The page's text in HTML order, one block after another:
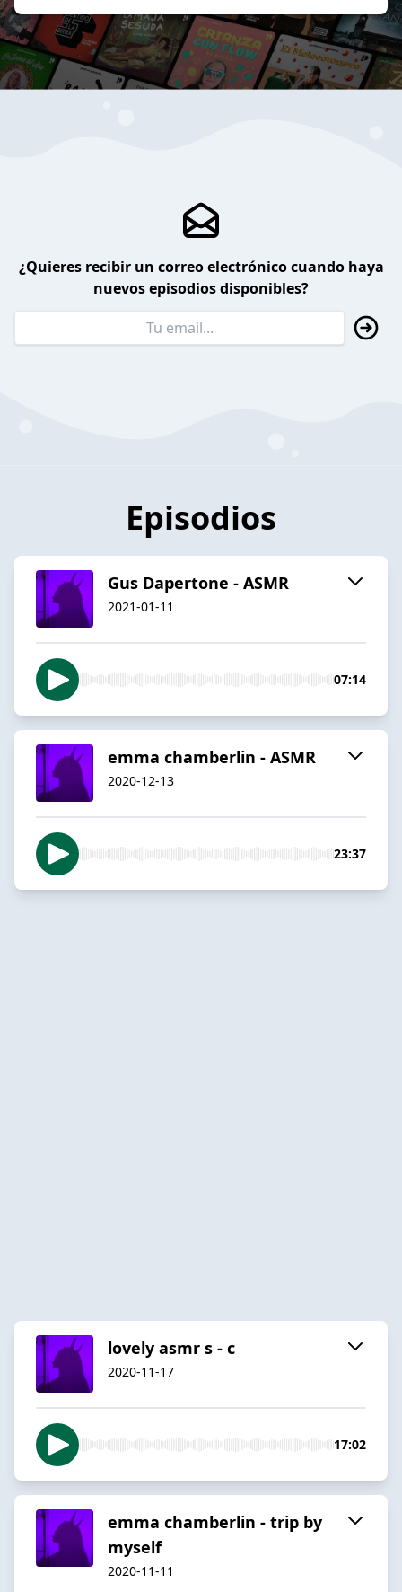
¿Quieres recibir un correo electrónico cuando haya
nuevos episodios disponibles?
Episodios
Gus Dapertone - ASMR
2021-01-11
07:14
emma chamberlin - ASMR
2020-12-13
23:37
lovely asmr s - c
2020-11-17
17:02
emma chamberlin - trip by
myself
2020-11-11